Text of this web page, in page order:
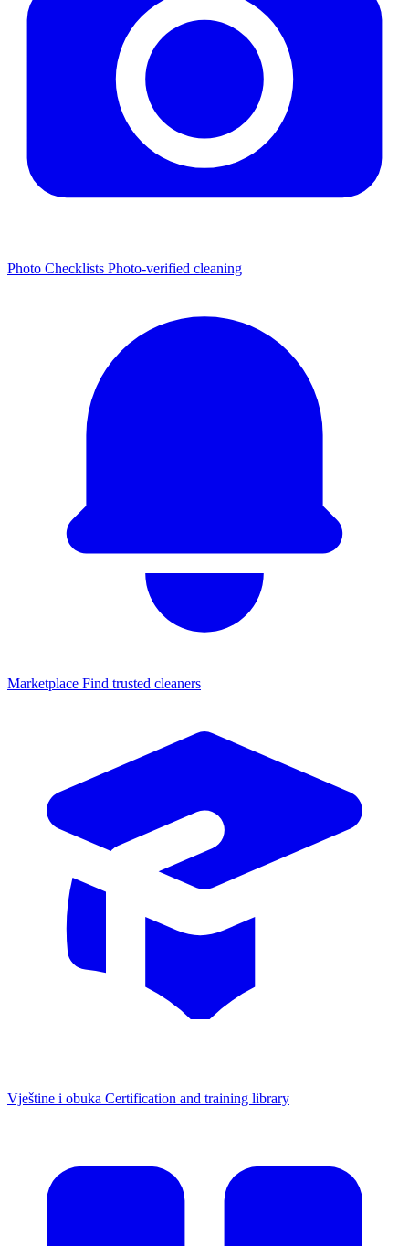
Photo Checklists Photo-verified cleaning
Marketplace Find trusted cleaners
Vještine i obuka Certification and training library